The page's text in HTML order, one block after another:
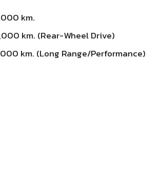
km.
km. (Rear-Wheel Drive)
km. (Long Range/Performance)